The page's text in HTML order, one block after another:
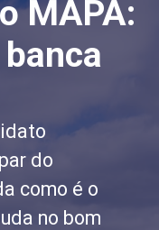
MAPA:
do
como é o
no bom